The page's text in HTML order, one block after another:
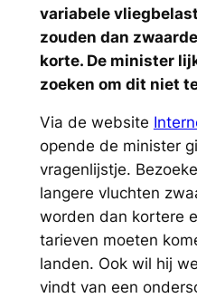
variabele
zouden dan
korte. De minister
zoeken om dit niet
Via de website
opende de minister
vragenlijstje.
langere vluchten
worden dan kortere
tarieven moeten
landen. Ook wil hij
vindt van een